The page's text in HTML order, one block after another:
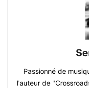
Passionné de
l'auteur de